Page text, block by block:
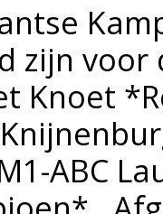
zijn voor
Knoet
ABC